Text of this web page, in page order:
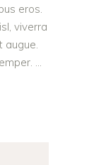
eros.
viverra
augue.